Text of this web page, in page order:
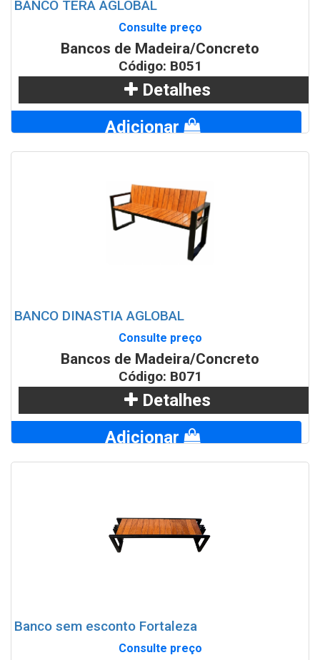
BANCO TERA AGLOBAL
Consulte preço
Bancos de Madeira/Concreto
Código: B051
Detalhes
Adicionar
BANCO DINASTIA AGLOBAL
Consulte preço
Bancos de Madeira/Concreto
Código: B071
Detalhes
Adicionar
Banco sem esconto Fortaleza
Consulte preço